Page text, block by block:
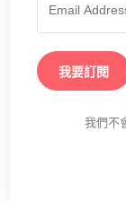
我要訂閱
我們不